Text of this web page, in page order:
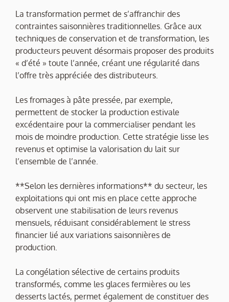
La transformation permet de s’affranchir des
contraintes saisonnières traditionnelles. Grâce aux
techniques de conservation et de transformation, les
producteurs peuvent désormais proposer des produits
« d’été » toute l’année, créant une régularité dans
l’offre très appréciée des distributeurs.
Les fromages à pâte pressée, par exemple,
permettent de stocker la production estivale
excédentaire pour la commercialiser pendant les
mois de moindre production. Cette stratégie lisse les
revenus et optimise la valorisation du lait sur
l’ensemble de l’année.
**Selon les dernières informations** du secteur, les
exploitations qui ont mis en place cette approche
observent une stabilisation de leurs revenus
mensuels, réduisant considérablement le stress
financier lié aux variations saisonnières de
production.
La congélation sélective de certains produits
transformés, comme les glaces fermières ou les
desserts lactés, permet également de constituer des